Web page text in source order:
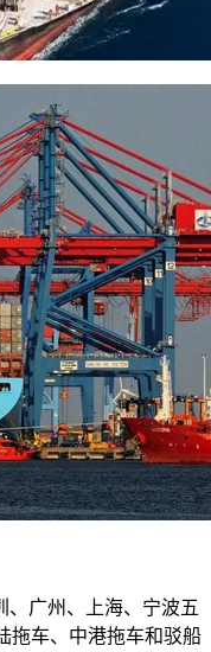
、广州、上海、宁波五
拖车、中港拖车和驳船